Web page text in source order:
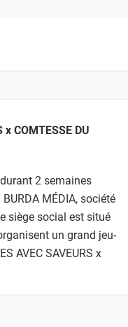
x COMTESSE DU
2 semaines
MÉDIA, société
siège social est situé
un grand jeu-
AVEC SAVEURS x